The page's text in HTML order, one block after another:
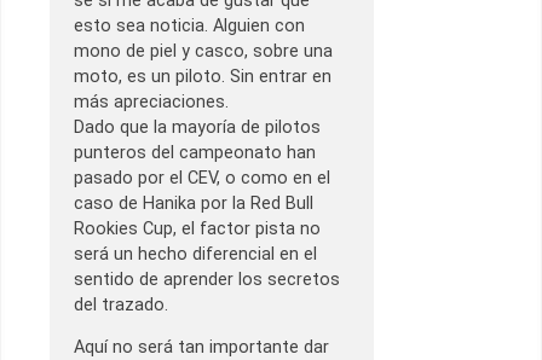
esto sea noticia. Alguien con
mono de piel y casco, sobre una
moto, es un piloto. Sin entrar en
más apreciaciones.
Dado que la mayoría de pilotos
punteros del campeonato han
pasado por el CEV, o como en el
caso de Hanika por la Red Bull
Rookies Cup, el factor pista no
será un hecho diferencial en el
sentido de aprender los secretos
del trazado.
Aquí no será tan importante dar